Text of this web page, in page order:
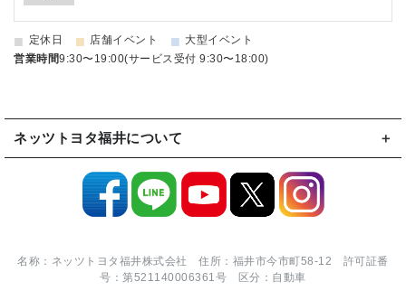
■ 定休日 ■ 店舗イベント ■ 大型イベント
営業時間9:30〜19:00(サービス受付 9:30〜18:00)
ネッツトヨタ福井について
名称：ネッツトヨタ福井株式会社 住所：福井市今市町58-12 許可証番
号：第521140006361号 区分：自動車